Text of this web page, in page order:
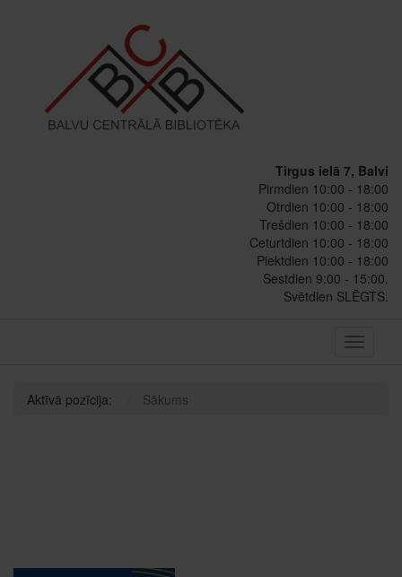
Tirgus ielā 7, Balvi
Pirmdien 10:00 - 18:00
Otrdien 10:00 - 18:00
Trešdien 10:00 - 18:00
Ceturtdien 10:00 - 18:00
Piektdien 10:00 - 18:00
Sestdien 9:00 - 15:00.
Svētdien SLĒGTS.
Toggle
Aktīvā pozīcija: Sākums